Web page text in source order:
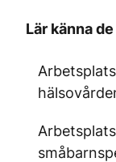
Lär känna